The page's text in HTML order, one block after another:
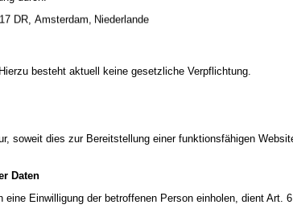
sie Fremden, z. B. auf einer Chat-Website, nie
durchaus böswillige Absichten einhergehen können.
mit Ihnen beraten zu haben. Ferner empfiehlt es sich,
getönte Inhalte oder solche, die ihm Unbehagen
zudem in die
,
besteht aktuell keine gesetzliche Verpflichtung.
soweit dies zur Bereitstellung einer funktionsfähigen
Daten
Einwilligung der betroffenen Person einholen, dient